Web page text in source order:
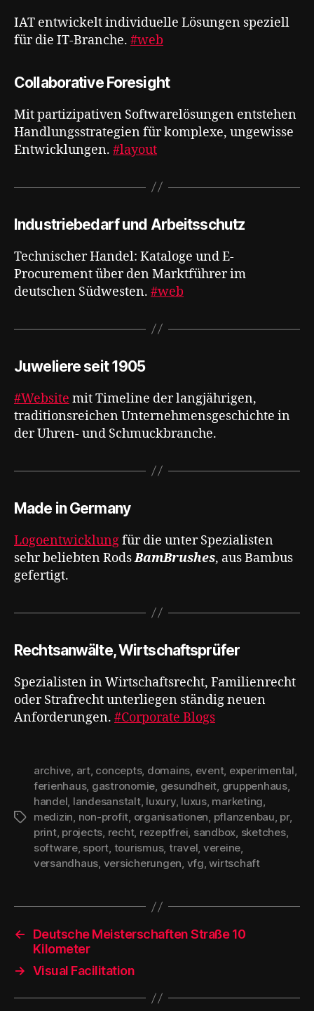
IAT entwickelt individuelle Lösungen speziell
für die IT-Branche. #web
Collaborative Foresight
Mit partizipativen Softwarelösungen entstehen
Handlungsstrategien für komplexe, ungewisse
Entwicklungen​​​​​​​​​​​​​​​​. #layout
Industriebedarf und Arbeitsschutz
Technischer Handel: Kataloge und E-
Procurement über den Marktführer im
deutschen Südwesten. #web
Juweliere seit 1905
#Website mit Timeline der langjährigen,
traditionsreichen Unternehmensgeschichte in
der Uhren- und Schmuckbranche.
Made in Germany
Logoentwicklungfür die unter Spezialisten
sehr beliebten RodsBamBrushes, aus Bambus
gefertigt.
Rechtsanwälte, Wirtschaftsprüfer
Spezialisten in Wirtschaftsrecht, Familienrecht
oder Strafrecht​​​​​​​​​​​​​​​​ unterliegen ständig neuen
Anforderungen. #Corporate Blogs
Schlagwörter
archive, art, concepts, domains, event, experimental,
ferienhaus, gastronomie, gesundheit, gruppenhaus,
handel, landesanstalt, luxury, luxus, marketing,
medizin, non-profit, organisationen, pflanzenbau, pr,
print, projects, recht, rezeptfrei, sandbox, sketches,
software, sport, tourismus, travel, vereine,
versandhaus, versicherungen, vfg,wirtschaft
←
Deutsche Meisterschaften Straße 10
Kilometer
→ Visual Facilitation